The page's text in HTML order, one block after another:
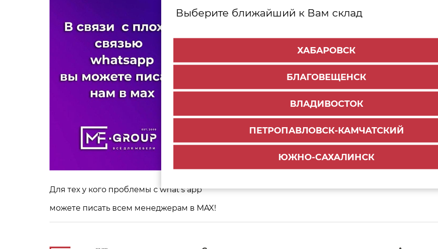
Выберите ближайший к Вам склад
ХАБАРОВСК
БЛАГОВЕЩЕНСК
ВЛАДИВОСТОК
ПЕТРОПАВЛОВСК-КАМЧАТСКИЙ
ЮЖНО-САХАЛИНСК
Для тех у кого проблемы с what’s app
можете писать всем менеджерам в MAX!